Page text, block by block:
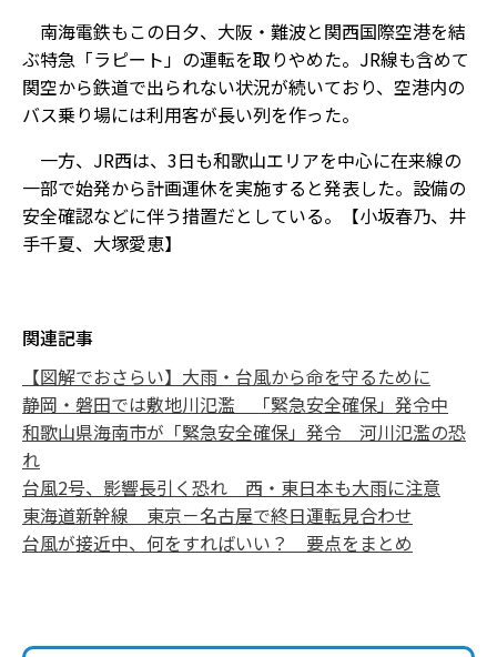
南海電鉄もこの日夕、大阪・難波と関西国際空港を結
ぶ特急「ラピート」の運転を取りやめた。JR線も含めて
関空から鉄道で出られない状況が続いており、空港内の
バス乗り場には利用客が長い列を作った。
一方、JR西は、3日も和歌山エリアを中心に在来線の
一部で始発から計画運休を実施すると発表した。設備の
安全確認などに伴う措置だとしている。【小坂春乃、井
手千夏、大塚愛恵】
関連記事
【図解でおさらい】大雨・台風から命を守るために
静岡・磐田では敷地川氾濫 「緊急安全確保」発令中
和歌山県海南市が「緊急安全確保」発令 河川氾濫の恐
れ
台風2号、影響長引く恐れ 西・東日本も大雨に注意
東海道新幹線 東京－名古屋で終日運転見合わせ
台風が接近中、何をすればいい？ 要点をまとめ